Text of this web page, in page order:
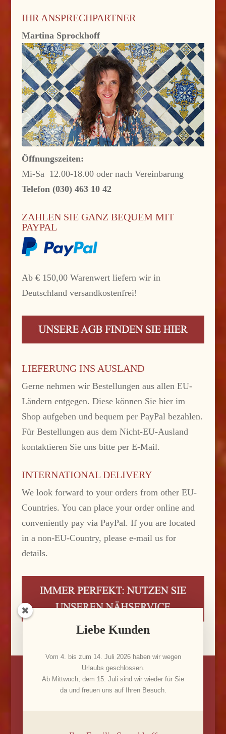
IHR ANSPRECHPARTNER
Martina Sprockhoff
Öffnungszeiten:
Mi-Sa 12.00-18.00 oder nach Vereinbarung
Telefon (030) 463 10 42
ZAHLEN SIE GANZ BEQUEM MIT
PAYPAL
Ab € 150,00 Warenwert liefern wir in
Deutschland versandkostenfrei!
LIEFERUNG INS AUSLAND
Gerne nehmen wir Bestellungen aus allen EU-
Ländern entgegen. Diese können Sie hier im
Shop aufgeben und bequem per PayPal bezahlen.
Für Bestellungen aus dem Nicht-EU-Ausland
kontaktieren Sie uns bitte per E-Mail.
INTERNATIONAL DELIVERY
We look forward to your orders from other EU-
Countries. You can place your order online and
conveniently pay via PayPal. If you are located
in a non-EU-Country, please e-mail us for
details.
© 2022 FRÖHLICH WOHNEN - GESTALTET VON VICA
Liebe Kunden
Vom 4. bis zum 14. Juli 2026 haben wir wegen
Urlaubs geschlossen.
Ab Mittwoch, dem 15. Juli sind wir wieder für Sie
da und freuen uns auf Ihren Besuch.